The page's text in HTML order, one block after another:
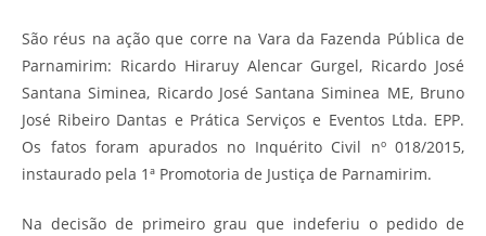
São réus na ação que corre na Vara da Fazenda Pública de
Parnamirim: Ricardo Hiraruy Alencar Gurgel, Ricardo José
Santana Siminea, Ricardo José Santana Siminea ME, Bruno
José Ribeiro Dantas e Prática Serviços e Eventos Ltda. EPP.
Os fatos foram apurados no Inquérito Civil nº 018/2015,
instaurado pela 1ª Promotoria de Justiça de Parnamirim.
Na decisão de primeiro grau que indeferiu o pedido de